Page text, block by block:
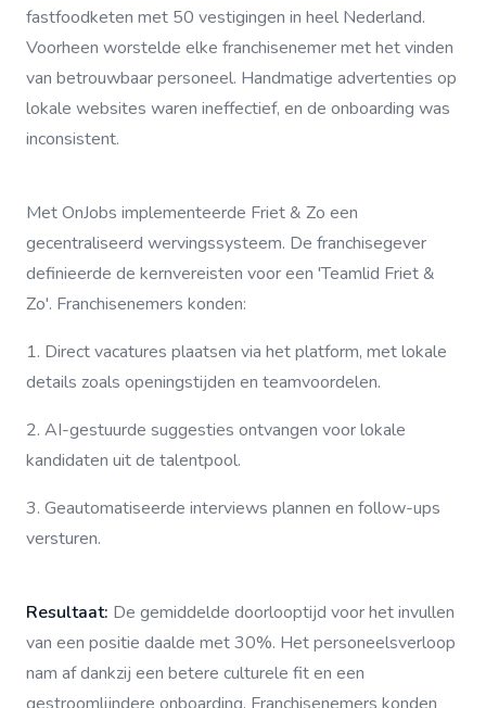
fastfoodketen met 50 vestigingen in heel Nederland.
Voorheen worstelde elke franchisenemer met het vinden
van betrouwbaar personeel. Handmatige advertenties op
lokale websites waren ineffectief, en de onboarding was
inconsistent.
Met OnJobs implementeerde Friet & Zo een
gecentraliseerd wervingssysteem. De franchisegever
definieerde de kernvereisten voor een 'Teamlid Friet &
Zo'. Franchisenemers konden:
1. Direct vacatures plaatsen via het platform, met lokale
details zoals openingstijden en teamvoordelen.
2. AI-gestuurde suggesties ontvangen voor lokale
kandidaten uit de talentpool.
3. Geautomatiseerde interviews plannen en follow-ups
versturen.
Resultaat: De gemiddelde doorlooptijd voor het invullen
van een positie daalde met 30%. Het personeelsverloop
nam af dankzij een betere culturele fit en een